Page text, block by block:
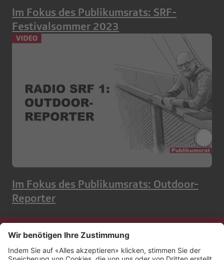
Im Fokus des Publikumsrats: SRF-
Festivalsommer 2023
Im Fokus des Publikumsrats: Outdoor-
Reporter
Kontakt